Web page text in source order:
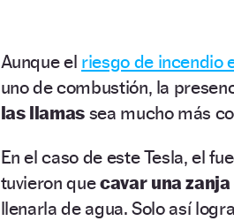
Aunque el riesgo de incendio
uno de combustión, la
las llamas sea mucho más
En el caso de este Tesla, el
tuvieron quecavar una
llenarla de agua. Solo así